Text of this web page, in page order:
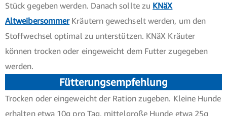
Stück gegeben werden. Danach sollte zu KNäX
AltweibersommerKräutern gewechselt werden, um den
Stoffwechsel optimal zu unterstützen. KNäX Kräuter
können trocken oder eingeweicht dem Futter zugegeben
werden.
Fütterungsempfehlung
Trocken oder eingeweicht der Ration zugeben. Kleine Hunde
erhalten etwa 10g pro Tag, mittelgroße Hunde etwa 25g